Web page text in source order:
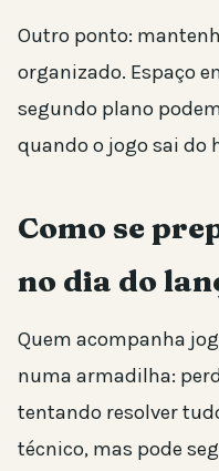
Outro ponto:
organizado. Espaço
segundo plano
quando o jogo sai do
Como se
no dia do
Quem acompanha
numa armadilha:
tentando resolver
técnico, mas pode